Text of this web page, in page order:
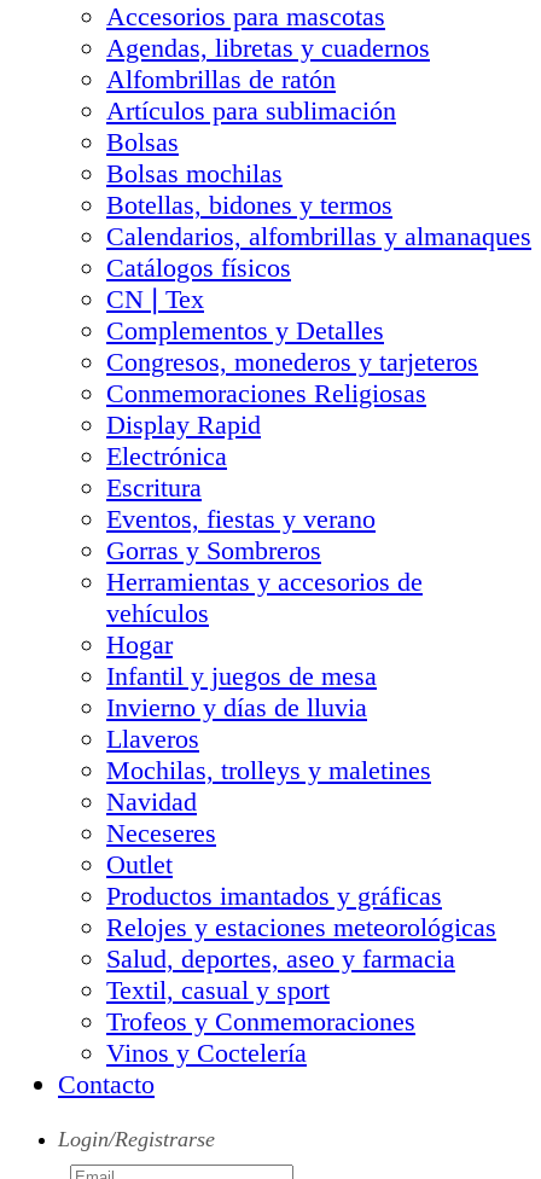
Accesorios para mascotas
Agendas, libretas y cuadernos
Alfombrillas de ratón
Artículos para sublimación
Bolsas
Bolsas mochilas
Botellas, bidones y termos
Calendarios, alfombrillas y almanaques
Catálogos físicos
CN❘Tex
Complementos y Detalles
Congresos, monederos y tarjeteros
Conmemoraciones Religiosas
Display Rapid
Electrónica
Escritura
Eventos, fiestas y verano
Gorras y Sombreros
Herramientas y accesorios de
vehículos
Hogar
Infantil y juegos de mesa
Invierno y días de lluvia
Llaveros
Mochilas, trolleys y maletines
Navidad
Neceseres
Outlet
Productos imantados y gráficas
Relojes y estaciones meteorológicas
Salud, deportes, aseo y farmacia
Textil, casual y sport
Trofeos y Conmemoraciones
Vinos y Coctelería
Contacto
Login/Registrarse